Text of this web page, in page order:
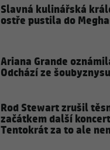
Slavná kulinářská
ostře pustila do
Ariana Grande
Odchází ze
Rod Stewart zrušil
začátkem další
Tentokrát za to ale